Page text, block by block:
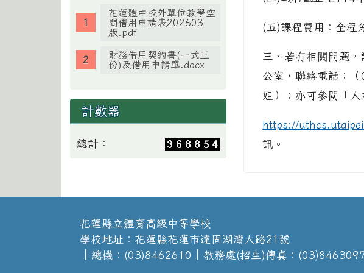
花蓮體中校外單位教學空
間借用申請表202603
版.pdf
財務借用契約書(一式三
份)及借用申請單.docx
計數器
總計：
(五)課程費用：全程
三、若有相關問題
公室，聯絡電話：
姐）；亦可參閱「人
https://
訊。
花蓮縣立體育高級中等學校
學校地址：花蓮縣花蓮市達固湖灣大路21號
│總機：(03)8462610│教務處(招生)傳真：